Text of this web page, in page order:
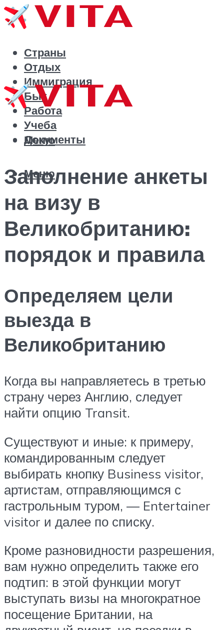
Страны
Отдых
Иммиграция
Быт
Работа
Учеба
Документы
Меню
Меню
Заполнение анкеты
на визу в
Великобританию:
порядок и правила
Определяем цели
выезда в
Великобританию
Когда вы направляетесь в третью
страну через Англию, следует
найти опцию Transit.
Существуют и иные: к примеру,
командированным следует
выбирать кнопку Business visitor,
артистам, отправляющимся с
гастрольным туром, — Entertainer
visitor и далее по списку.
Кроме разновидности разрешения,
вам нужно определить также его
подтип: в этой функции могут
выступать визы на многократное
посещение Британии, на